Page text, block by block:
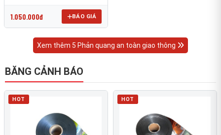
1.050.000đ BÁO GIÁ
Xem thêm 5 Phản quang an toàn giao thông
BĂNG CẢNH BÁO
HOT HOT